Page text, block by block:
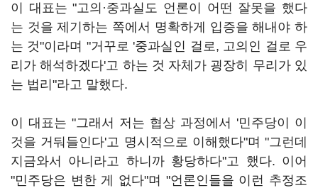
이 대표는 "고의·중과실도 언론이 어떤 잘못을 했다
는 것을 제기하는 쪽에서 명확하게 입증을 해내야 하
는 것"이라며 "거꾸로 '중과실인 걸로, 고의인 걸로 우
리가 해석하겠다'고 하는 것 자체가 굉장히 무리가 있
는 법리"라고 말했다.
이 대표는 "그래서 저는 협상 과정에서 '민주당이 이
것을 거둬들인다'고 명시적으로 이해했다"며 "그런데
지금와서 아니라고 하니까 황당하다"고 했다. 이어
"민주당은 변한 게 없다"며 "언론인들을 이런 추정조